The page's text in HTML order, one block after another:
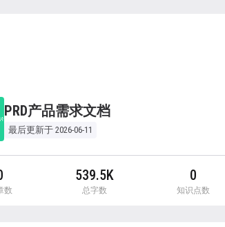
PRD产品需求文档
最后更新于 2026-06-11
数
539.5K
总字数
0
知识点数